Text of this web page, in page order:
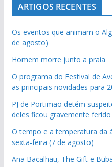
ARTIGOS RECENTES
Os eventos que animam o
de agosto)
Homem morre junto a praia
O programa do Festival de
as principais novidades para
PJ de Portimão detém
deles ficou gravemente
O tempo e a temperatura da
sexta-feira (7 de agosto)
Ana Bacalhau, The Gift e